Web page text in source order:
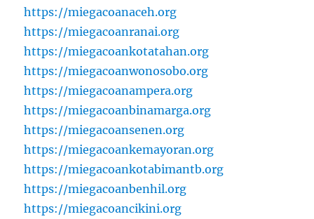
https://miegacoanaceh.org
https://miegacoanranai.org
https://miegacoankotatahan.org
https://miegacoanwonosobo.org
https://miegacoanampera.org
https://miegacoanbinamarga.org
https://miegacoansenen.org
https://miegacoankemayoran.org
https://miegacoankotabimantb.org
https://miegacoanbenhil.org
https://miegacoancikini.org